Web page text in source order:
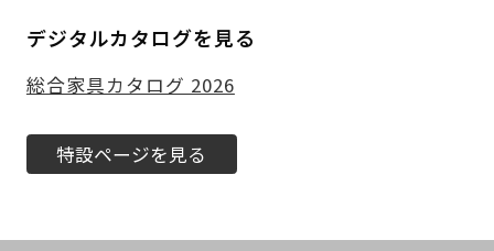
デジタルカタログを見る
総合家具カタログ 2026
特設ページを見る